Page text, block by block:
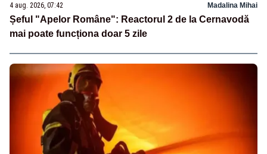
4 aug. 2026, 07:42 Madalina Mihai
Șeful "Apelor Române": Reactorul 2 de la Cernavodă
mai poate funcționa doar 5 zile